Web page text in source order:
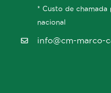
* Custo de chamada
nacional
info@cm-marco-